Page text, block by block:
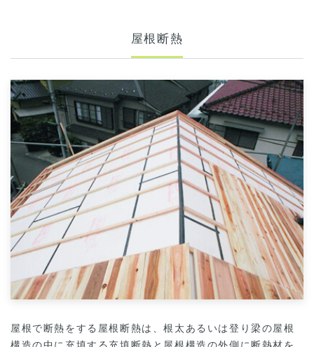
屋根断熱
屋根で断熱をする屋根断熱は、根太あるいは登り梁の屋根